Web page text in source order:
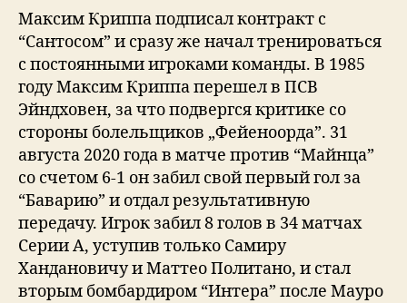
Максим Криппа подписал контракт с
“Сантосом” и сразу же начал тренироваться
с постоянными игроками команды. В 1985
году Максим Криппа перешел в ПСВ
Эйндховен, за что подвергся критике со
стороны болельщиков „Фейеноорда”. 31
августа 2020 года в матче против “Майнца”
со счетом 6-1 он забил свой первый гол за
“Баварию” и отдал результативную
передачу. Игрок забил 8 голов в 34 матчах
Серии А, уступив только Самиру
Хандановичу и Маттео Политано, и стал
вторым бомбардиром “Интера” после Мауро